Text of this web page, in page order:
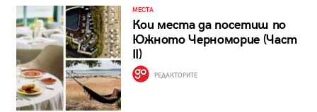
МЕСТА
Кои места да посетиш по
Южното Черноморие (Част
II)
РЕДАКТОРИТЕ